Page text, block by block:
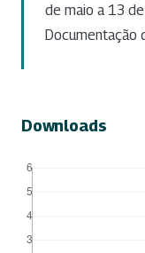
de maio a 13
Documentação
Downloads